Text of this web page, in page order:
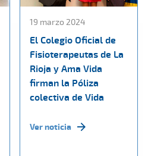
19 marzo 2024
El Colegio Oficial de
Fisioterapeutas de La
Rioja y Ama Vida
firman la Póliza
colectiva de Vida
Ver noticia